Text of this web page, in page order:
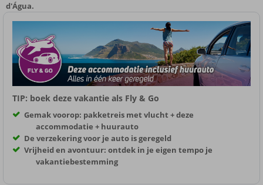
d'Água.
TIP: boek deze vakantie als Fly & Go
Gemak voorop: pakketreis met vlucht + deze
accommodatie + huurauto
De verzekering voor je auto is geregeld
Vrijheid en avontuur: ontdek in je eigen tempo je
vakantiebestemming